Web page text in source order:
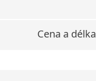
Cena a délka